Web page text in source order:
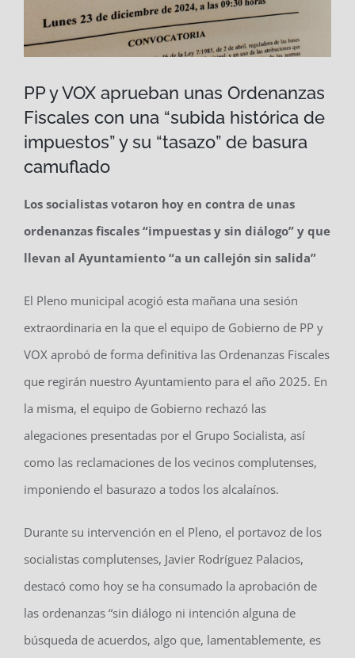
PP y VOX aprueban unas Ordenanzas
Fiscales con una “subida histórica de
impuestos” y su “tasazo” de basura
camuflado
Los socialistas votaron hoy en contra de unas
ordenanzas fiscales “impuestas y sin diálogo” y que
llevan al Ayuntamiento “a un callejón sin salida”
El Pleno municipal acogió esta mañana una sesión
extraordinaria en la que el equipo de Gobierno de PP y
VOX aprobó de forma definitiva las Ordenanzas Fiscales
que regirán nuestro Ayuntamiento para el año 2025. En
la misma, el equipo de Gobierno rechazó las
alegaciones presentadas por el Grupo Socialista, así
como las reclamaciones de los vecinos complutenses,
imponiendo el basurazo a todos los alcalaínos.
Durante su intervención en el Pleno, el portavoz de los
socialistas complutenses, Javier Rodríguez Palacios,
destacó como hoy se ha consumado la aprobación de
las ordenanzas “sin diálogo ni intención alguna de
búsqueda de acuerdos, algo que, lamentablemente, es